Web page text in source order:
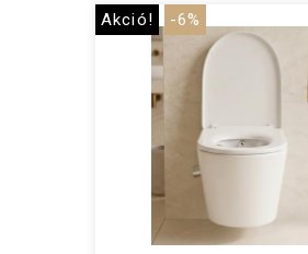
Akció! -6%